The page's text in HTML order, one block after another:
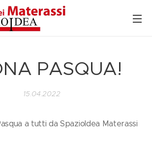
PASQUA!
15.04.2022
a tutti da SpazioIdea Materassi